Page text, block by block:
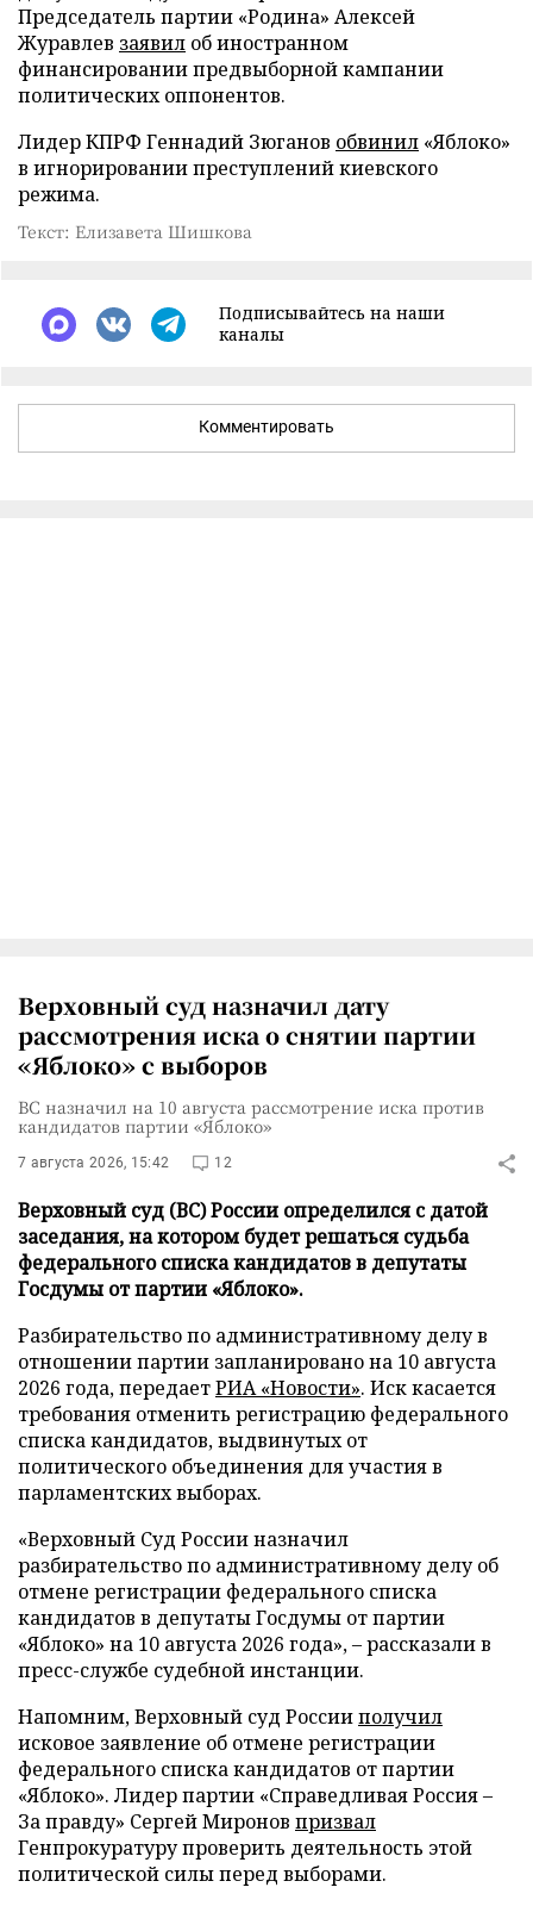
Председатель партии «Родина» Алексей
Журавлев заявил об иностранном
финансировании предвыборной кампании
политических оппонентов.
Лидер КПРФ Геннадий Зюганов обвинил «Яблоко»
в игнорировании преступлений киевского
режима.
Текст: Елизавета Шишкова
Подписывайтесь на наши
каналы
Комментировать
Верховный суд назначил дату
рассмотрения иска о снятии партии
«Яблоко» с выборов
ВС назначил на 10 августа рассмотрение иска против
кандидатов партии «Яблоко»
7 августа 2026, 15:42 12
Верховный суд (ВС) России определился с датой
заседания, на котором будет решаться судьба
федерального списка кандидатов в депутаты
Госдумы от партии «Яблоко».
Разбирательство по административному делу в
отношении партии запланировано на 10 августа
2026 года, передаетРИА «Новости». Иск касается
требования отменить регистрацию федерального
списка кандидатов, выдвинутых от
политического объединения для участия в
парламентских выборах.
«Верховный Суд России назначил
разбирательство по административному делу об
отмене регистрации федерального списка
кандидатов в депутаты Госдумы от партии
«Яблоко» на 10 августа 2026 года», – рассказали в
пресс-службе судебной инстанции.
Напомним, Верховный суд Россииполучил
исковое заявление об отмене регистрации
федерального списка кандидатов от партии
«Яблоко». Лидер партии «Справедливая Россия –
За правду» Сергей Миронов призвал
Генпрокуратуру проверить деятельность этой
политической силы перед выборами.